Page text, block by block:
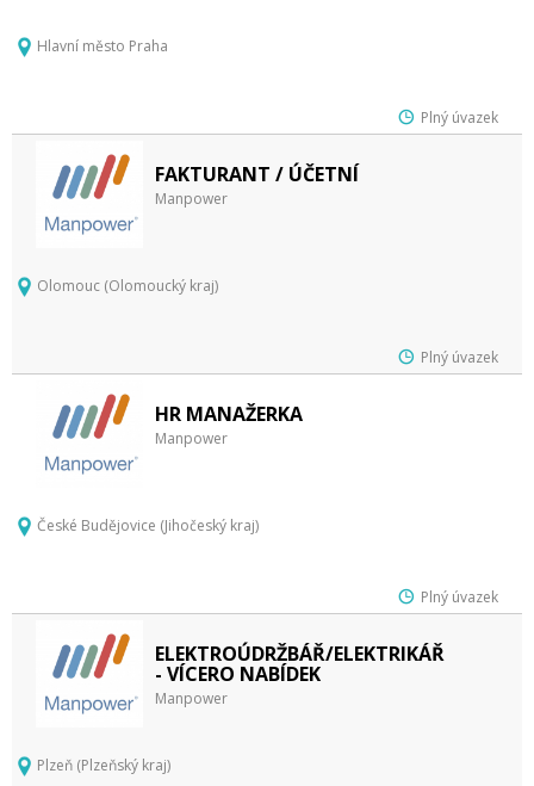
Hlavní město Praha
Plný úvazek
FAKTURANT / ÚČETNÍ
Manpower
Olomouc (Olomoucký kraj)
Plný úvazek
HR MANAŽERKA
Manpower
České Budějovice (Jihočeský kraj)
Plný úvazek
ELEKTROÚDRŽBÁŘ/ELEKTRIKÁŘ
- VÍCERO NABÍDEK
Manpower
Plzeň (Plzeňský kraj)